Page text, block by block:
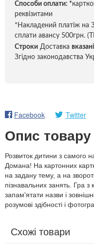
Способи оплати: *
реквізитами
*Накладений платіж на
сплати авансу
Строки Доставка
Згідно законодавства
Facebook Twitter
Опис товару
Розвиток дитини з самого
Домана! На картонних
на задану тему, а на
пізнавальних занять. Гра
запам'ятати назви і
розумові здібності і
Схожі товари